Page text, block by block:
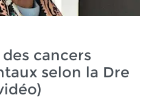
cancers
selon la Dre